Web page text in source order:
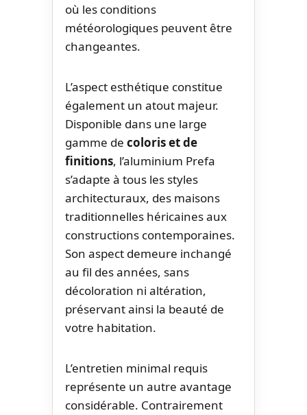
où les conditions
météorologiques peuvent être
changeantes.
L’aspect esthétique constitue
également un atout majeur.
Disponible dans une large
gamme de coloris et de
finitions, l’aluminium Prefa
s’adapte à tous les styles
architecturaux, des maisons
traditionnelles héricaines aux
constructions contemporaines.
Son aspect demeure inchangé
au fil des années, sans
décoloration ni altération,
préservant ainsi la beauté de
votre habitation.
L’entretien minimal requis
représente un autre avantage
considérable. Contrairement